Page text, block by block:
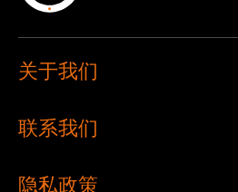
关于我们
联系我们
隐私政策